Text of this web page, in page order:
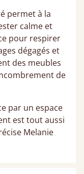
permet à la
calme et
pour respirer
dégagés et
des meubles
de
par un espace
est tout aussi
Melanie